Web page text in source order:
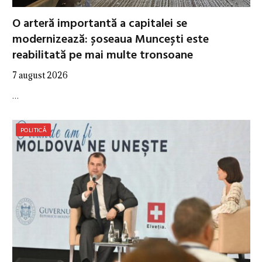
O arteră importantă a capitalei se
modernizează: șoseaua Muncești este
reabilitată pe mai multe tronsoane
7 august 2026
…
POLITICĂ